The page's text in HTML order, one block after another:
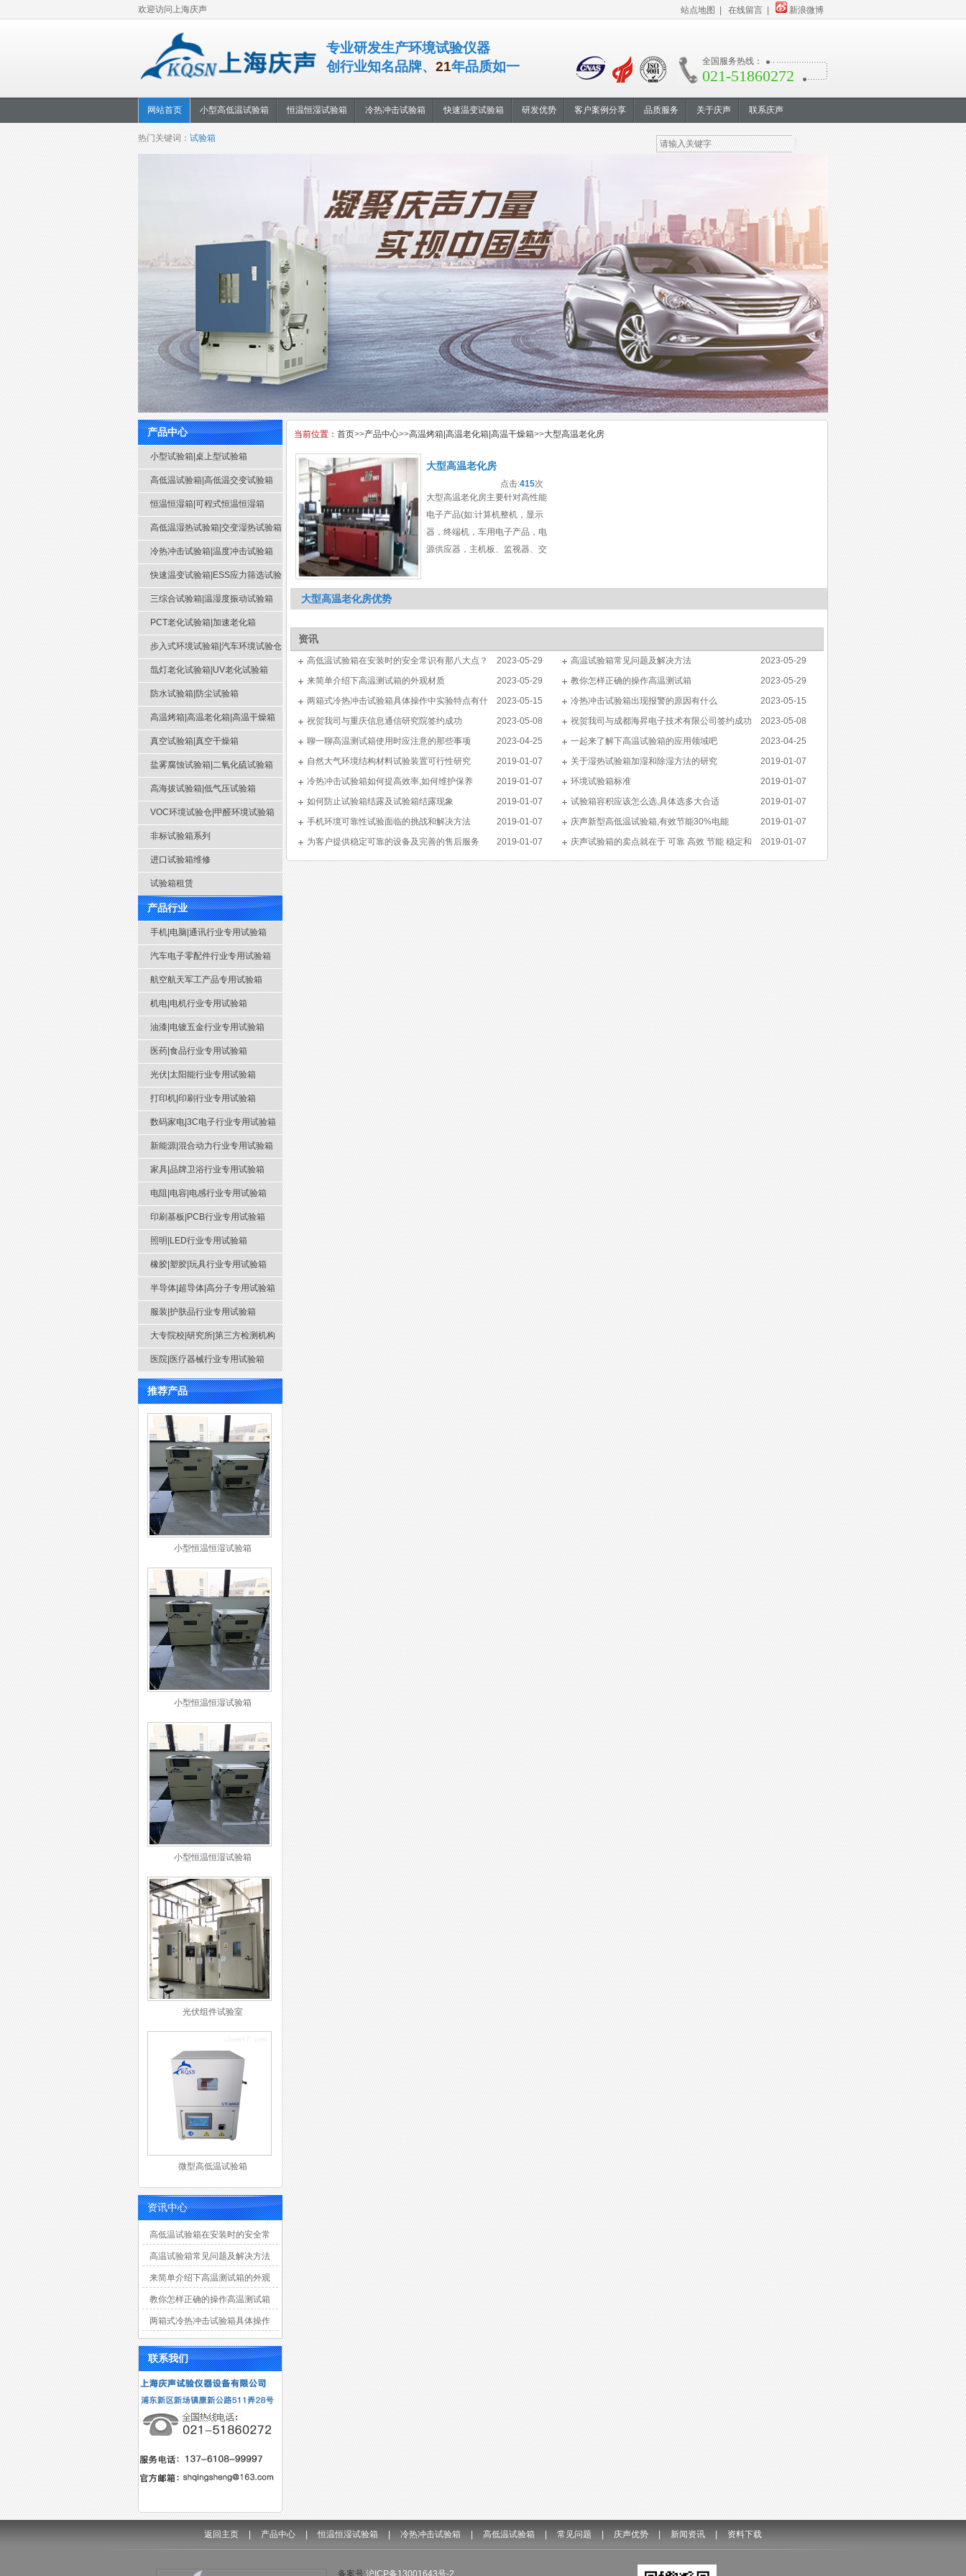
站点地图 在线留言 新浪微博
欢迎访问上海庆声
专业研发生产环境试验仪器
创行业知名品牌、 21年品质如一 全国服务热线：
021-51860272
网站首页 小型高低温试验箱 恒温恒湿试验箱 冷热冲击试验箱 快速温变试验箱 研发优势 客户案例分享 品质服务 关于庆声 联系庆声
热门关键词： 试验箱
产品中心
小型试验箱|桌上型试验箱
高低温试验箱|高低温交变试验箱
恒温恒湿箱|可程式恒温恒湿箱
高低温湿热试验箱|交变湿热试验箱
冷热冲击试验箱|温度冲击试验箱
快速温变试验箱|ESS应力筛选试验
箱
三综合试验箱|温湿度振动试验箱
PCT老化试验箱|加速老化箱
步入式环境试验箱|汽车环境试验仓
氙灯老化试验箱|UV老化试验箱
防水试验箱|防尘试验箱
高温烤箱|高温老化箱|高温干燥箱
真空试验箱|真空干燥箱
盐雾腐蚀试验箱|二氧化硫试验箱
高海拔试验箱|低气压试验箱
VOC环境试验仓|甲醛环境试验箱
非标试验箱系列
进口试验箱维修
试验箱租赁
产品行业
手机|电脑|通讯行业专用试验箱
汽车电子零配件行业专用试验箱
航空航天军工产品专用试验箱
机电|电机行业专用试验箱
油漆|电镀五金行业专用试验箱
医药|食品行业专用试验箱
光伏|太阳能行业专用试验箱
打印机|印刷行业专用试验箱
数码家电|3C电子行业专用试验箱
新能源|混合动力行业专用试验箱
家具|品牌卫浴行业专用试验箱
电阻|电容|电感行业专用试验箱
印刷基板|PCB行业专用试验箱
照明|LED行业专用试验箱
橡胶|塑胶|玩具行业专用试验箱
半导体|超导体|高分子专用试验箱
服装|护肤品行业专用试验箱
大专院校|研究所|第三方检测机构
医院|医疗器械行业专用试验箱
推荐产品
小型恒温恒湿试验箱
小型恒温恒湿试验箱
小型恒温恒湿试验箱
光伏组件试验室
微型高低温试验箱
资讯中心
高低温试验箱在安装时的安全常
识有那八大点？
高温试验箱常见问题及解决方法
来简单介绍下高温测试箱的外观
材质
教你怎样正确的操作高温测试箱
两箱式冷热冲击试验箱具体操作
中实验特点有什么？
联系我们
当前位置： 首页>>产品中心>>高温烤箱|高温老化箱|高温干燥箱>>大型高温老化房
大型高温老化房
点击:415次
大型高温老化房主要针对高性能
电子产品(如:计算机整机，显示
器，终端机，车用电子产品，电
源供应器，主机板、监视器、交
广泛应用于电源电子、电脑、通
大型高温老化房优势
资讯
2023-05-29
高低温试验箱在安装时的安全常识有那八大点？ 2023-05-29
高温试验箱常见问题及解决方法
2023-05-29
来简单介绍下高温测试箱的外观材质 2023-05-29
教你怎样正确的操作高温测试箱
2023-05-15
两箱式冷热冲击试验箱具体操作中实验特点有什
么？
2023-05-15
冷热冲击试验箱出现报警的原因有什么
2023-05-08
祝贺我司与重庆信息通信研究院签约成功 2023-05-08
祝贺我司与成都海昇电子技术有限公司签约成功
2023-04-25
聊一聊高温测试箱使用时应注意的那些事项 2023-04-25
一起来了解下高温试验箱的应用领域吧
2019-01-07
自然大气环境结构材料试验装置可行性研究 2019-01-07
关于湿热试验箱加湿和除湿方法的研究
2019-01-07
冷热冲击试验箱如何提高效率,如何维护保养 2019-01-07
环境试验箱标准
2019-01-07
如何防止试验箱结露及试验箱结露现象 2019-01-07
试验箱容积应该怎么选,具体选多大合适
2019-01-07
手机环境可靠性试验面临的挑战和解决方法 2019-01-07
庆声新型高低温试验箱,有效节能30%电能
2019-01-07
为客户提供稳定可靠的设备及完善的售后服务 2019-01-07
庆声试验箱的卖点就在于 可靠 高效 节能 稳定和
返回主页 产品中心 恒温恒湿试验箱 冷热冲击试验箱 高低温试验箱 常见问题 庆声优势 新闻资讯 资料下载
备案号:沪ICP备13001643号-2